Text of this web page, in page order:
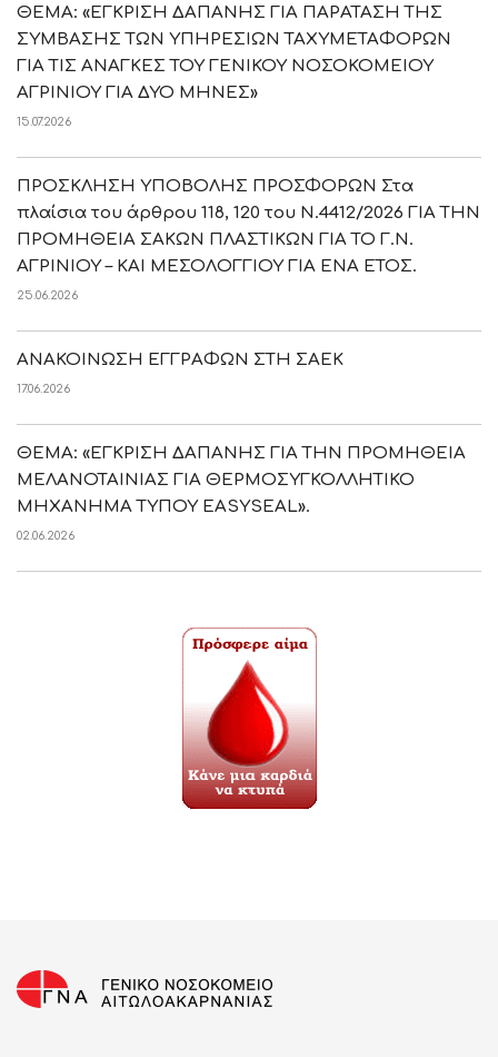
ΘΕΜΑ: «ΕΓΚΡΙΣΗ ΔΑΠΑΝΗΣ ΓΙΑ ΠΑΡΑΤΑΣΗ ΤΗΣ
ΣΥΜΒΑΣΗΣ ΤΩΝ ΥΠΗΡΕΣΙΩΝ ΤΑΧΥΜΕΤΑΦΟΡΩΝ
ΓΙΑ ΤΙΣ ΑΝΑΓΚΕΣ ΤΟΥ ΓΕΝΙΚΟΥ ΝΟΣΟΚΟΜΕΙΟΥ
ΑΓΡΙΝΙΟΥ ΓΙΑ ΔΥΟ ΜΗΝΕΣ»
15.07.2026
ΠΡΟΣΚΛΗΣΗ ΥΠΟΒΟΛΗΣ ΠΡΟΣΦΟΡΩΝ Στα
πλαίσια του άρθρου 118, 120 του Ν.4412/2026 ΓΙΑ ΤΗΝ
ΠΡΟΜΗΘΕΙΑ ΣΑΚΩΝ ΠΛΑΣΤΙΚΩΝ ΓΙΑ ΤΟ Γ.Ν.
ΑΓΡΙΝΙΟΥ – ΚΑΙ ΜΕΣΟΛΟΓΓΙΟΥ ΓΙΑ ΕΝΑ ΕΤΟΣ.
25.06.2026
ΑΝΑΚΟΙΝΩΣΗ ΕΓΓΡΑΦΩΝ ΣΤΗ ΣΑΕΚ
17.06.2026
ΘΕΜΑ: «ΕΓΚΡΙΣΗ ΔΑΠΑΝΗΣ ΓΙΑ ΤΗΝ ΠΡΟΜΗΘΕΙΑ
ΜΕΛΑΝΟΤΑΙΝΙΑΣ ΓΙΑ ΘΕΡΜΟΣΥΓΚΟΛΛΗΤΙΚΟ
ΜΗΧΑΝΗΜΑ ΤΥΠΟΥ EASYSEAL».
02.06.2026